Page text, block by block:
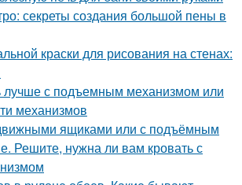
секреты создания большой пены в
краски для рисования на стенах:
лучше с подъемным механизмом или
механизмов
ящиками или с подъёмным
Решите, нужна ли вам кровать с